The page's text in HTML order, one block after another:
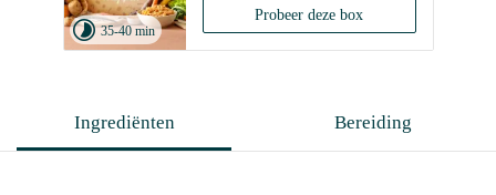
35-40 min
Probeer deze box
Ingrediënten Bereiding